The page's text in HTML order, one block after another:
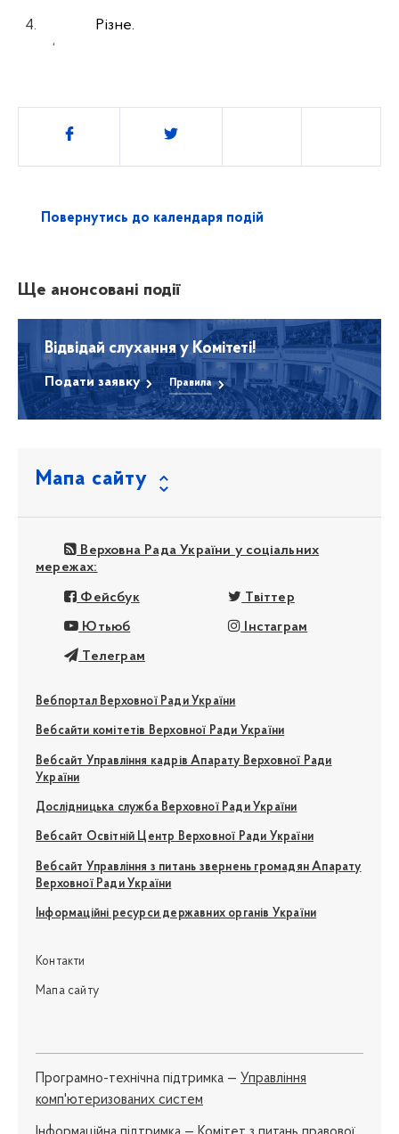
4.
‘
Різне.
Поділитись
Повернутись до календаря подій
Ще анонсовані події
Відвідай слухання у Комітеті!
Подати заявку Правила
Мапа сайту
Верховна Рада України у соціальних
мережах:
Фейсбук Твіттер
Ютьюб Інстаграм
Телеграм
Вебпортал Верховної Ради України
Вебсайти комітетів Верховної Ради України
Вебсайт Управління кадрів Апарату Верховної Ради
України
Дослідницька служба Верховної Ради України
Вебсайт Освітній Центр Верховної Ради України
Вебсайт Управління з питань звернень громадян Апарату
Верховної Ради України
Інформаційні ресурси державних органів України
Контакти
Мапа сайту
Програмно-технічна підтримка — Управління
комп'ютеризованих систем